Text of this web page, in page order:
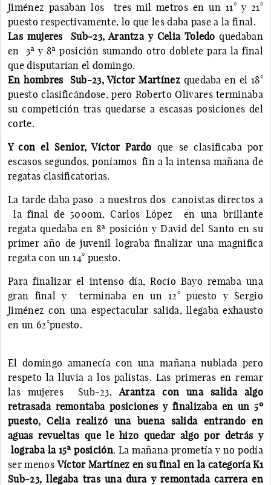
Jiménez pasaban los tres mil metros en un 11° y 21°
puesto respectivamente, lo que les daba pase a la final.
Las mujeres Sub-23, Arantza y Celia Toledo quedaban
en 3ª y 8ª posición sumando otro doblete para la final
que disputarían el domingo.
En hombres Sub-23, Víctor Martínezquedaba en el 18°
puesto clasificándose, pero Roberto Olivares terminaba
su competición tras quedarse a escasas posiciones del
corte.
Y con el Senior, Víctor Pardo que se clasificaba por
escasos segundos, poníamos fin a la intensa mañana de
regatas clasificatorias.
La tarde daba paso a nuestros dos canoistas directos a
la final de 5000m, Carlos López en una brillante
regata quedaba en 8ª posición y David del Santo en su
primer año de juvenil lograba finalizar una magnifica
regata con un 14° puesto.
Para finalizar el intenso día, Rocío Bayo remaba una
gran final y terminaba en un 12° puesto y Sergio
Jiménez con una espectacular salida, llegaba exhausto
en un 62°puesto.
El domingo amanecía con una mañana nublada pero
respeto la lluvia a los palistas. Las primeras en remar
las mujeres Sub-23,Arantza con una salida algo
retrasada remontaba posiciones y finalizaba en un 5º
puesto, Celia realizó una buena salida entrando en
aguas revueltas que le hizo quedar algo por detrás y
lograba la 15ª posición. La mañana prometía y no podía
ser menos Víctor Martínez en su final en la categoría K1
Sub-23, llegaba tras una dura y remontada carrera en